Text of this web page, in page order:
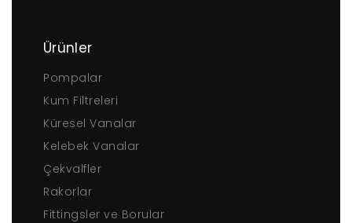
Ürünler
Pompalar
Kum Filtreleri
Küresel Vanalar
Kelebek Vanalar
Çekvalfler
Rakorlar
Fittingsler ve Borular